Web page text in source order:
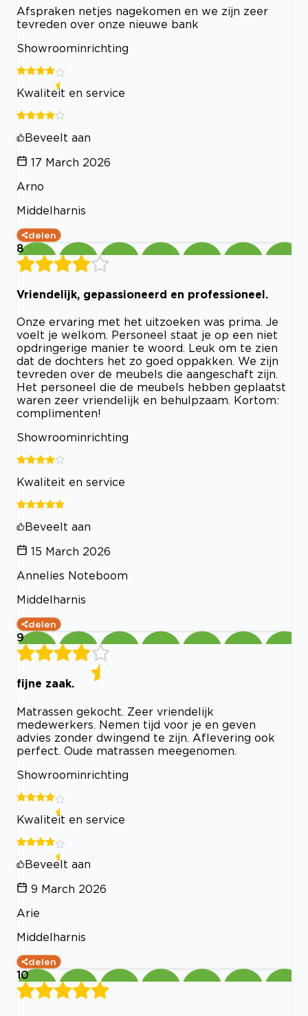
Afspraken netjes nagekomen en we zijn zeer
tevreden over onze nieuwe bank
Showroominrichting
Kwaliteit en service
Beveelt aan
17 March 2026
Arno
Middelharnis
delen
8
Vriendelijk, gepassioneerd en professioneel.
Onze ervaring met het uitzoeken was prima. Je
voelt je welkom. Personeel staat je op een niet
opdringerige manier te woord. Leuk om te zien
dat de dochters het zo goed oppakken. We zijn
tevreden over de meubels die aangeschaft zijn.
Het personeel die de meubels hebben geplaatst
waren zeer vriendelijk en behulpzaam. Kortom:
complimenten!
Showroominrichting
Kwaliteit en service
Beveelt aan
15 March 2026
Annelies Noteboom
Middelharnis
delen
9
fijne zaak.
Matrassen gekocht. Zeer vriendelijk
medewerkers. Nemen tijd voor je en geven
advies zonder dwingend te zijn. Aflevering ook
perfect. Oude matrassen meegenomen.
Showroominrichting
Kwaliteit en service
Beveelt aan
9 March 2026
Arie
Middelharnis
delen
10